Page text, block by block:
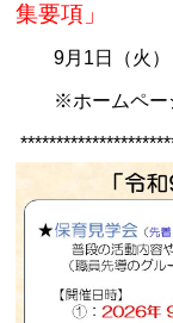
集要項」
9月1日（火
※ホームペー